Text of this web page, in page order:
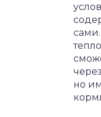
но